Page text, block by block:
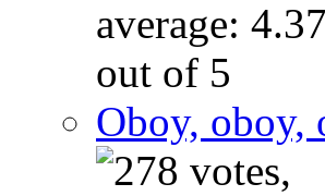
Oboy, oboy,